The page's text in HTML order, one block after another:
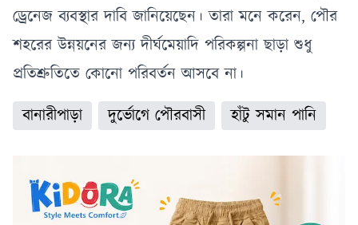
ড্রেনেজ ব্যবস্থার দাবি জানিয়েছেন। তারা মনে করেন, পৌর
শহরের উন্নয়নের জন্য দীর্ঘমেয়াদি পরিকল্পনা ছাড়া শুধু
প্রতিশ্রুতিতে কোনো পরিবর্তন আসবে না।
বানারীপাড়া
দুর্ভোগে পৌরবাসী হাঁটু সমান পানি